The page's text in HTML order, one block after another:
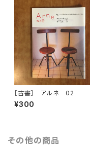
［古書］ アルネ 02
¥300
その他の商品